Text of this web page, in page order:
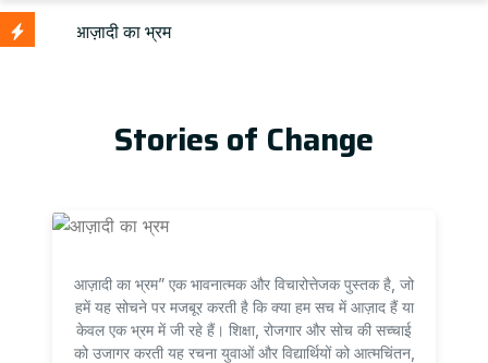
Stories of Change
आज़ादी का भ्रम” एक भावनात्मक और विचारोत्तेजक पुस्तक है, जो
हमें यह सोचने पर मजबूर करती है कि क्या हम सच में आज़ाद हैं या
केवल एक भ्रम में जी रहे हैं। शिक्षा, रोजगार और सोच की सच्चाई
को उजागर करती यह रचना युवाओं और विद्यार्थियों को आत्मचिंतन,